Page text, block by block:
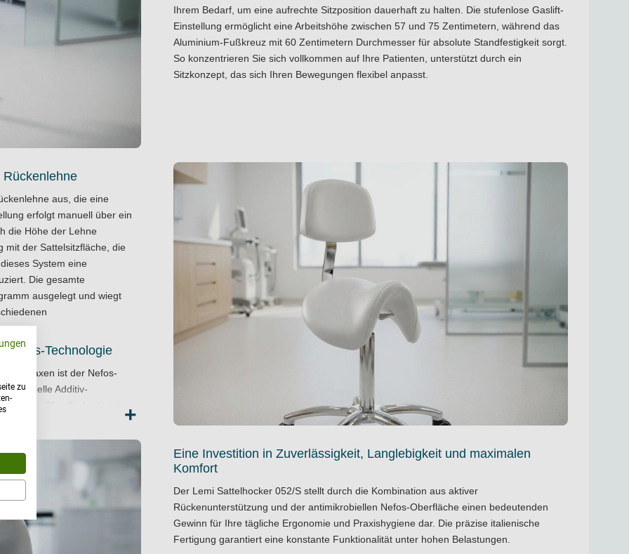
Ihrem Bedarf, um eine aufrechte Sitzposition dauerhaft zu halten. Die stufenlose Gaslift-
Einstellung ermöglicht eine Arbeitshöhe zwischen 57 und 75 Zentimetern, während das
Aluminium-Fußkreuz mit 60 Zentimetern Durchmesser für absolute Standfestigkeit sorgt.
So konzentrieren Sie sich vollkommen auf Ihre Patienten, unterstützt durch ein
Sitzkonzept, das sich Ihren Bewegungen flexibel anpasst.
aus, die eine
erfolgt manuell über ein
die Höhe der Lehne
mit der Sattelsitzfläche, die
System eine
Die gesamte
ausgelegt und wiegt
Nefos-Technologie
ist der Nefos-
Additiv-
Die Oberfläche bietet
und schützt das Material
bleibt über den
Entstehung
Ein weiches, mit
da die Technologie die
zu beeinträchtigen.
sorgt für ein angenehmes
+
Eine Investition in Zuverlässigkeit, Langlebigkeit und maximalen
Komfort
Der Lemi Sattelhocker 052/S stellt durch die Kombination aus aktiver
Rückenunterstützung und der antimikrobiellen Nefos-Oberfläche einen bedeutenden
Gewinn für Ihre tägliche Ergonomie und Praxishygiene dar. Die präzise italienische
Fertigung garantiert eine konstante Funktionalität unter hohen Belastungen.
zu